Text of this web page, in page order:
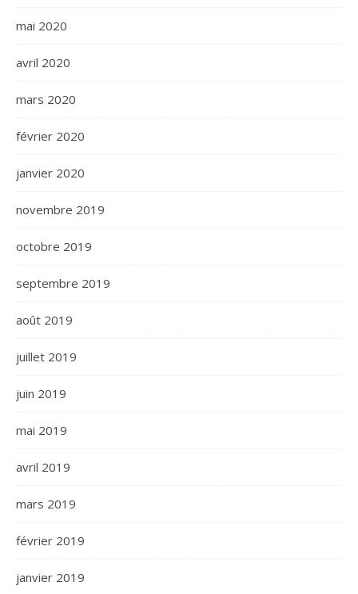
mai 2020
avril 2020
mars 2020
février 2020
janvier 2020
novembre 2019
octobre 2019
septembre 2019
août 2019
juillet 2019
juin 2019
mai 2019
avril 2019
mars 2019
février 2019
janvier 2019